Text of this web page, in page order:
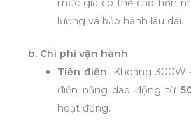
mức giá có thể cao hơn
lượng và bảo hành lâu dài.
b. Chi phí vận hành
Tiền điện: Khoảng 300W
điện năng dao động từ
hoạt động.